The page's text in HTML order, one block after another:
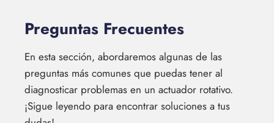
Preguntas Frecuentes
En esta sección, abordaremos algunas de las
preguntas más comunes que puedas tener al
diagnosticar problemas en un actuador rotativo.
¡Sigue leyendo para encontrar soluciones a tus